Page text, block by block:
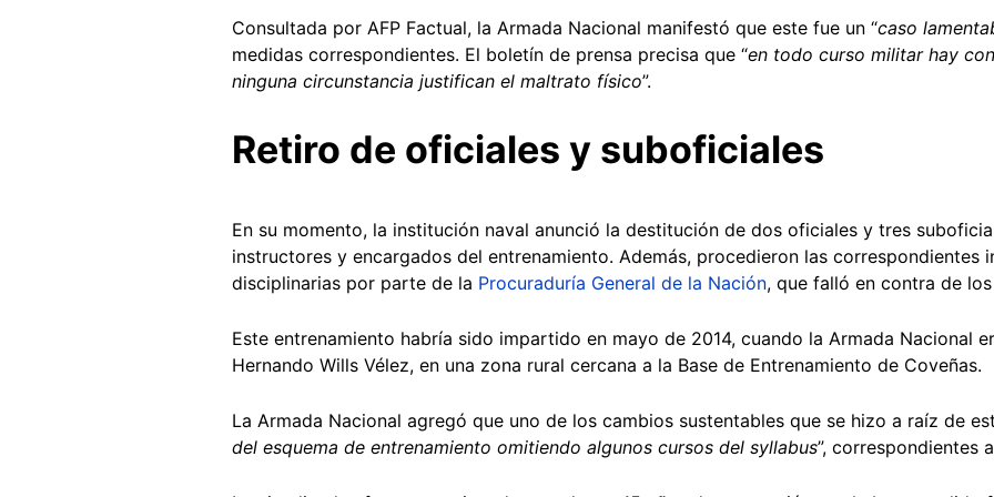
Consultada por AFP Factual, la Armada Nacional manifestó que este fue un “caso
medidas correspondientes. El boletín de prensa precisa que “en todo curso militar hay
ninguna circunstancia justifican el maltrato físico”.
Retiro de oficiales y suboficiales
En su momento, la institución naval anunció la destitución de dos oficiales y tres
instructores y encargados del entrenamiento. Además, procedieron las correspondientes
disciplinarias por parte de la Procuraduría General de la Nación, que falló en contra de
Este entrenamiento habría sido impartido en mayo de 2014, cuando la Armada Nacional
Hernando Wills Vélez, en una zona rural cercana a la Base de Entrenamiento de Coveñas.
La Armada Nacional agregó que uno de los cambios sustentables que se hizo a raíz de
del esquema de entrenamiento omitiendo algunos cursos del syllabus”, correspondientes